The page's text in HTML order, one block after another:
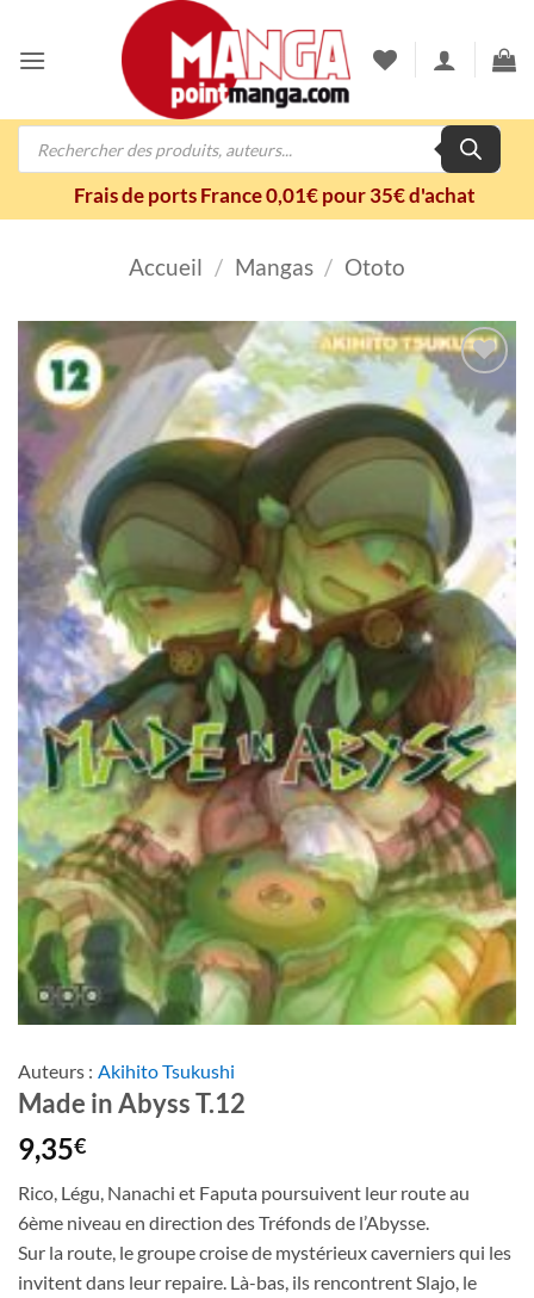
contenu
Recherche
Frais de ports France 0,01€ pour 35€ d'achat
Accueil / Mangas / Ototo
Ajouter
à la
wishlist
Auteurs : Akihito Tsukushi
Made in Abyss T.12
9,35€
Rico, Légu, Nanachi et Faputa poursuivent leur route au
6ème niveau en direction des Tréfonds de l’Abysse.
Sur la route, le groupe croise de mystérieux caverniers qui les
invitent dans leur repaire. Là-bas, ils rencontrent Slajo, le